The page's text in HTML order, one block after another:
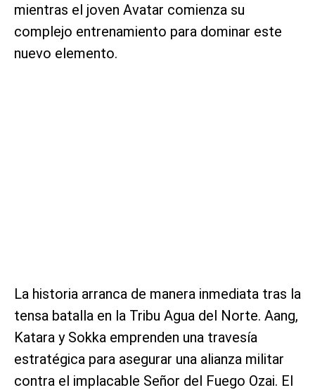
mientras el joven Avatar comienza su
complejo entrenamiento para dominar este
nuevo elemento.
La historia arranca de manera inmediata tras la
tensa batalla en la Tribu Agua del Norte. Aang,
Katara y Sokka emprenden una travesía
estratégica para asegurar una alianza militar
contra el implacable Señor del Fuego Ozai. El